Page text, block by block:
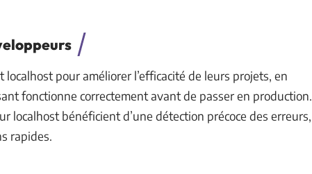
pour améliorer l’efficacité de leurs projets, en
fonctionne correctement avant de passer en production.
localhost bénéficient d’une détection précoce des erreurs,
rapides.